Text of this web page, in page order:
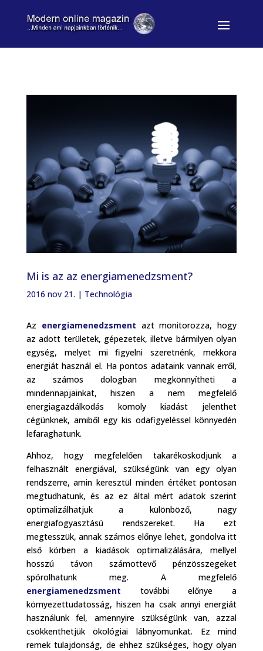
Mi is az az energiamenedzsment?
2016 nov 21. | Technológia
Az energiamenedzsment azt monitorozza, hogy
az adott területek, gépezetek, illetve bármilyen olyan
egység, melyet mi figyelni szeretnénk, mekkora
energiát használ el. Ha pontos adataink vannak erről,
az számos dologban megkönnyítheti a
mindennapjainkat, hiszen a nem megfelelő
energiagazdálkodás komoly kiadást jelenthet
cégünknek, amiből egy kis odafigyeléssel könnyedén
lefaraghatunk.
Ahhoz, hogy megfelelően takarékoskodjunk a
felhasznált energiával, szükségünk van egy olyan
rendszerre, amin keresztül minden értéket pontosan
megtudhatunk, és az ez által mért adatok szerint
optimalizálhatjuk a különböző, nagy
energiafogyasztású rendszereket. Ha ezt
megtesszük, annak számos előnye lehet, gondolva itt
első körben a kiadások optimalizálására, mellyel
hosszú távon számottevő pénzösszegeket
spórolhatunk meg. A megfelelő
energiamenedzsment további előnye a
környezettudatosság, hiszen ha csak annyi energiát
használunk fel, amennyire szükségünk van, azzal
csökkenthetjük ökológiai lábnyomunkat. Ez mind
remek tulajdonság, de ehhez szükséges, hogy olyan